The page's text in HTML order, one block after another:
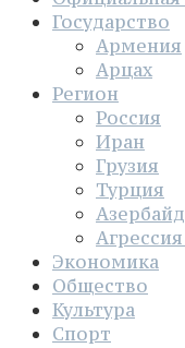
Государство
Армения
Арцах
Регион
Россия
Иран
Грузия
Турция
Экономика
Общество
Культура
Спорт